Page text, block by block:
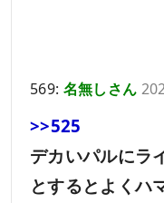
569: 名無しさん
>>525
デカいパルにラ
とするとよくハ